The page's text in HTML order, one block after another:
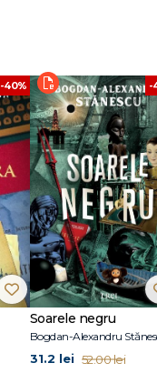
-40% -
Soarele negru
Bogdan-Alexandru
31.2 lei 52.00 lei